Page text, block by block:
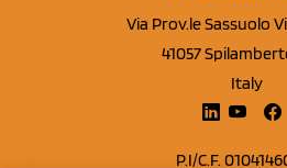
Via Prov.le Sassuolo
41057
Italy
P.I/C.F.